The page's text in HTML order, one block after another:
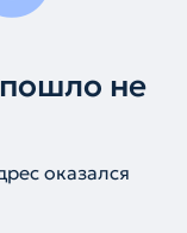
не
оказался